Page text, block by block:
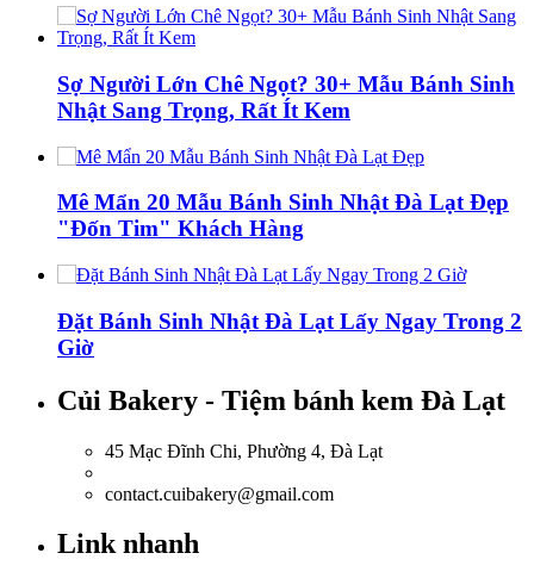
Sợ Người Lớn Chê Ngọt? 30+ Mẫu Bánh Sinh
Nhật Sang Trọng, Rất Ít Kem
Mê Mẩn 20 Mẫu Bánh Sinh Nhật Đà Lạt Đẹp
"Đốn Tim" Khách Hàng
Đặt Bánh Sinh Nhật Đà Lạt Lấy Ngay Trong 2
Giờ
Củi Bakery - Tiệm bánh kem Đà Lạt
45 Mạc Đĩnh Chi, Phường 4, Đà Lạt
contact.cuibakery@gmail.com
Link nhanh